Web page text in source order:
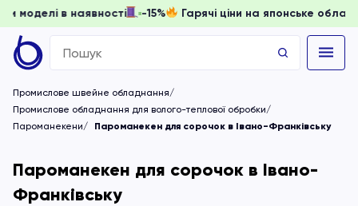
моделі в наявності -15% Гарячі ціни на японське
Search
for:
Промислове швейне обладнання
Промислове обладнання для волого-теплової обробки
Пароманекени
Пароманекен для сорочок в Івано-Франківську
Пароманекен для сорочок в Івано-
Франківську